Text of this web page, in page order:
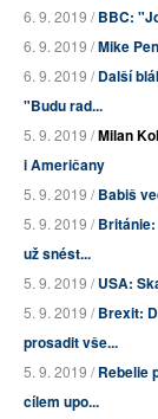
6. 9. 2019 /BBC:
6. 9. 2019 /Mike
6. 9. 2019 /Další
"Budu rad...
5. 9. 2019 /Milan
i Američany
5. 9. 2019 /Babiš
5. 9. 2019 /
už snést...
5. 9. 2019 /USA:
5. 9. 2019 /Brexit:
prosadit vše...
5. 9. 2019 /Rebelie
cílem upo...